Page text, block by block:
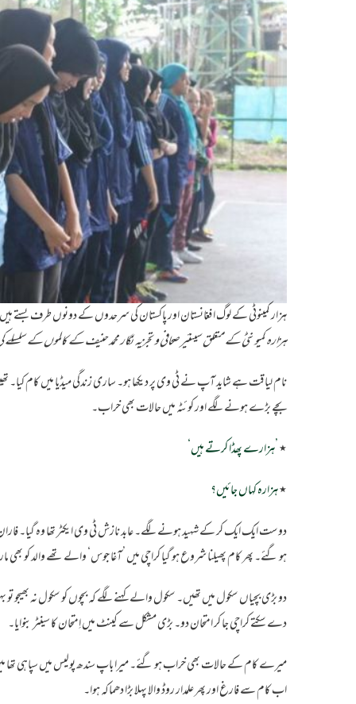
ہزار کمینوٹی کے لوگ افغانستان اور پاکستان کی سرحدوں کے دونوں طرف بستے
ہزارہ کمیونٹی کےمتعلق سینئیرصحافی و تجزیہ نگار محمد حنیف کے کالموں کے سلسلے
نام لیاقت ہے شاید آپ نے ٹی وی پر دیکھا ہو۔ ساری زندگی میڈیا میں کام کیا۔
بچے بڑے ہونے لگے اور کوئٹہ میں حالات بھی خراب۔
٭’ہزارے پھڈا کرتے ہیں‘
٭ہزارہ کہاں جائیں؟
دوست ایک ایک کر کے شہید ہونے لگے۔ عابد نازش ٹی وی ایکٹر تھا وہ گیا۔
ہو گئے۔ پھر کام پھیلنا شروع ہو گیا کراچی میں ’آغا جوس‘ والے تھے والد کو بھی
دو بڑی بچیاں سکول میں تھیں۔ سکول والے کہنے لگے کہ بچوں کو سکول نہ
دے سکتے کراچی جا کر امتحان دو۔ بڑی مشکل سے کینٹ میں اِمتحان کا سینٹر بنوایا۔
میرے کام کے حالات بھی خراب ہو گئے۔ میرا باپ سندھ پولیس میں سپاہی تھا
اب کام سے فارغ اور پھر علمدار روڈ والا پہلا بڑا دھماکہ ہوا۔